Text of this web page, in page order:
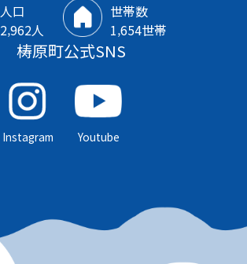
人口
2‚962人
世帯数
1‚654世帯
梼原町公式SNS
Instagram Youtube